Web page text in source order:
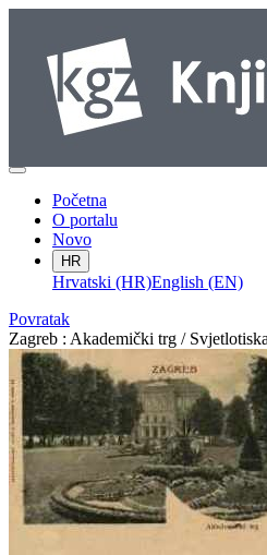
Početna
O portalu
Novo
HR
Hrvatski (HR)English (EN)
Povratak
Zagreb : Akademički trg /